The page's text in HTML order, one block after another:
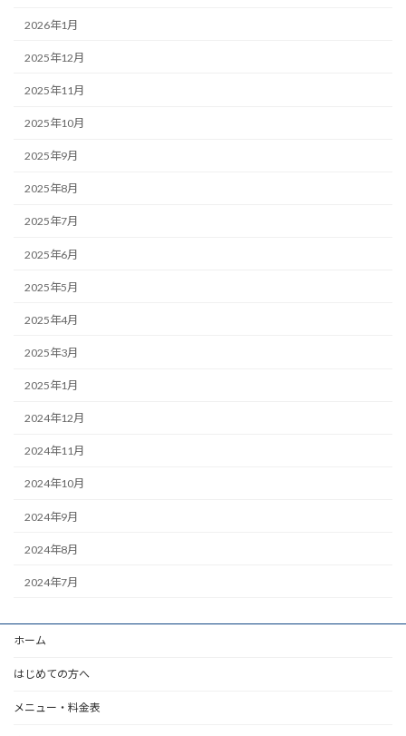
2026年1月
2025年12月
2025年11月
2025年10月
2025年9月
2025年8月
2025年7月
2025年6月
2025年5月
2025年4月
2025年3月
2025年1月
2024年12月
2024年11月
2024年10月
2024年9月
2024年8月
2024年7月
ホーム
はじめての方へ
メニュー・料金表